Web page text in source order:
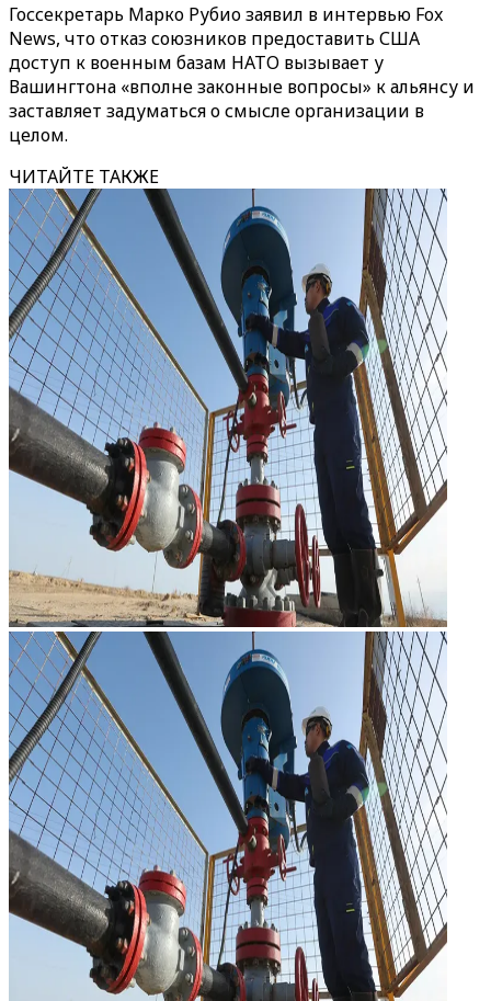
Госсекретарь Марко Рубио заявил в интервью Fox
News, что отказ союзников предоставить США
доступ к военным базам НАТО вызывает у
Вашингтона «вполне законные вопросы» к альянсу и
заставляет задуматься о смысле организации в
целом.
ЧИТАЙТЕ ТАКЖЕ